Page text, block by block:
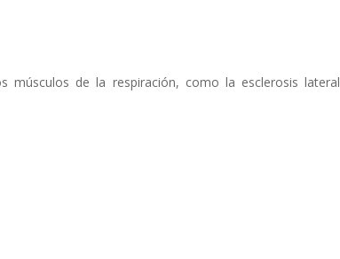
músculos de la respiración, como la esclerosis lateral